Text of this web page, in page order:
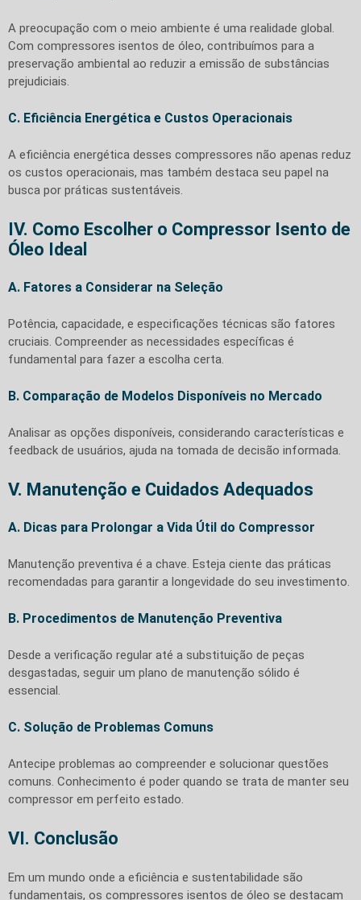
A preocupação com o meio ambiente é uma realidade global.
Com compressores isentos de óleo, contribuímos para a
preservação ambiental ao reduzir a emissão de substâncias
prejudiciais.
C. Eficiência Energética e Custos Operacionais
A eficiência energética desses compressores não apenas reduz
os custos operacionais, mas também destaca seu papel na
busca por práticas sustentáveis.
IV. Como Escolher o Compressor Isento de
Óleo Ideal
A. Fatores a Considerar na Seleção
Potência, capacidade, e especificações técnicas são fatores
cruciais. Compreender as necessidades específicas é
fundamental para fazer a escolha certa.
B. Comparação de Modelos Disponíveis no Mercado
Analisar as opções disponíveis, considerando características e
feedback de usuários, ajuda na tomada de decisão informada.
V. Manutenção e Cuidados Adequados
A. Dicas para Prolongar a Vida Útil do Compressor
Manutenção preventiva é a chave. Esteja ciente das práticas
recomendadas para garantir a longevidade do seu investimento.
B. Procedimentos de Manutenção Preventiva
Desde a verificação regular até a substituição de peças
desgastadas, seguir um plano de manutenção sólido é
essencial.
C. Solução de Problemas Comuns
Antecipe problemas ao compreender e solucionar questões
comuns. Conhecimento é poder quando se trata de manter seu
compressor em perfeito estado.
VI. Conclusão
Em um mundo onde a eficiência e sustentabilidade são
fundamentais, os compressores isentos de óleo se destacam